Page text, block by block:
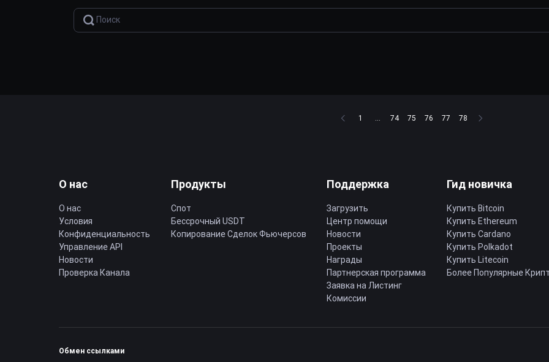
1 ... 74 75 76 77 78
О нас
О нас
Условия
Конфиденциальность
Управление API
Новости
Проверка Канала
Продукты
Спот
Бессрочный USDT
Копирование Cделок Фьючерсов
Поддержка
Загрузить
Центр помощи
Новости
Проекты
Награды
Партнерская программа
Заявка на Листинг
Комиссии
Гид новичка
Купить Bitcoin
Купить Ethereum
Купить Cardano
Купить Polkadot
Купить Litecoin
Более Популярные
Обмен ссылками